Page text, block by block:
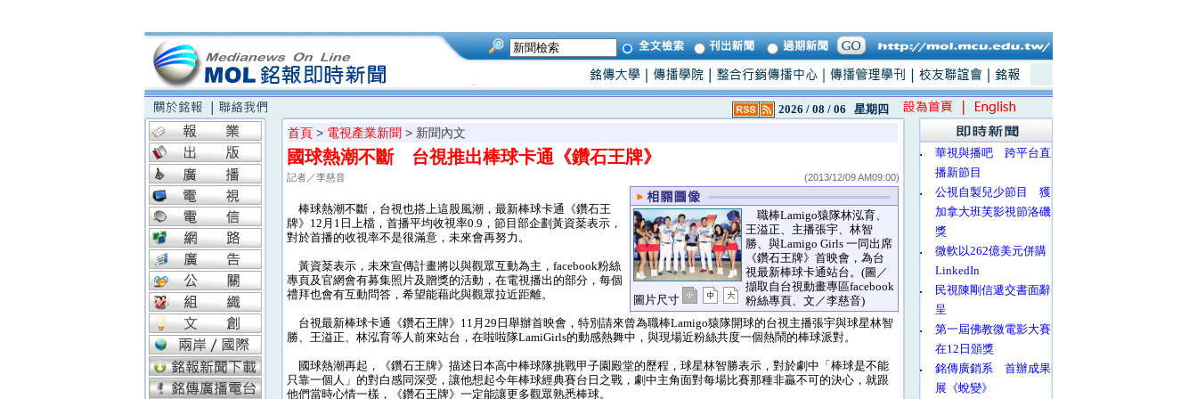
2026 / 08 / 06 星期四
首頁 > 電視產業新聞 > 新聞內文
國球熱潮不斷 台視推出棒球卡通《鑽石王牌》
記者／李慈音 (2013/12/09 AM09:00)
職棒Lamigo猿隊林泓育、
王溢正、主播張宇、林智
勝、與Lamigo Girls 一同出席
《鑽石王牌》首映會，為台
視最新棒球卡通站台。(圖／
擷取自台視動畫專區facebook
粉絲專頁、文／李慈音)
圖片尺寸
棒球熱潮不斷，台視也搭上這股風潮，最新棒球卡通《鑽石王
牌》12月1日上檔，首播平均收視率0.9，節目部企劃黃資棻表示，
對於首播的收視率不是很滿意，未來會再努力。
黃資棻表示，未來宣傳計畫將以與觀眾互動為主，facebook粉絲
專頁及官網會有募集照片及贈獎的活動，在電視播出的部分，每個
禮拜也會有互動問答，希望能藉此與觀眾拉近距離。
台視最新棒球卡通《鑽石王牌》11月29日舉辦首映會，特別請來曾為職棒Lamigo猿隊開球的台視主播張宇與球星林智
勝、王溢正、林泓育等人前來站台，在啦啦隊LamiGirls的動感熱舞中，與現場近粉絲共度一個熱鬧的棒球派對。
國球熱潮再起，《鑽石王牌》描述日本高中棒球隊挑戰甲子園殿堂的歷程，球星林智勝表示，對於劇中「棒球是不能
只靠一個人」的對白感同深受，讓他想起今年棒球經典賽台日之戰，劇中主角面對每場比賽那種非贏不可的決心，就跟
他們當時心情一樣，《鑽石王牌》一定能讓更多觀眾熟悉棒球。
‧
華視與播吧 跨平台直
播新節目
‧
公視自製兒少節目 獲
加拿大班芙影視節洛磯
獎
‧
微軟以262億美元併購
LinkedIn
‧
民視陳剛信遞交書面辭
呈
‧
第一屆佛教微電影大賽
在12日頒獎
‧
銘傳廣銷系 首辦成果
展《蛻變》